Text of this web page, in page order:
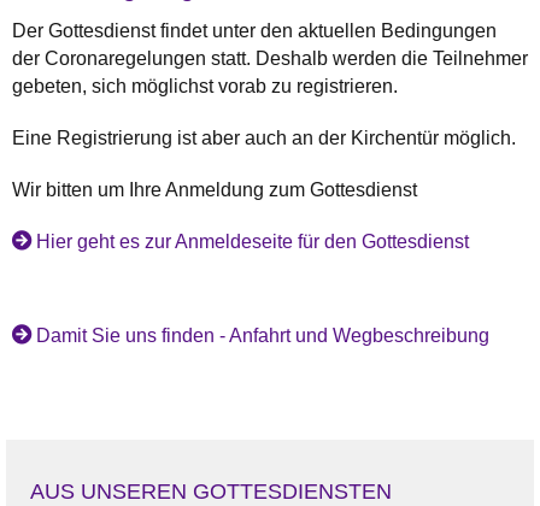
Der Gottesdienst findet unter den aktuellen Bedingungen
der Coronaregelungen statt. Deshalb werden die Teilnehmer
gebeten, sich möglichst vorab zu registrieren.
Eine Registrierung ist aber auch an der Kirchentür möglich.
Wir bitten um Ihre Anmeldung zum Gottesdienst
Hier geht es zur Anmeldeseite für den Gottesdienst
Damit Sie uns finden - Anfahrt und Wegbeschreibung
AUS UNSEREN GOTTESDIENSTEN